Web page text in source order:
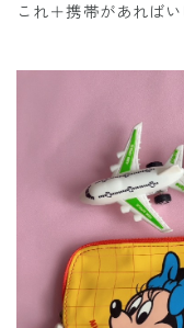
これ＋携帯があればい